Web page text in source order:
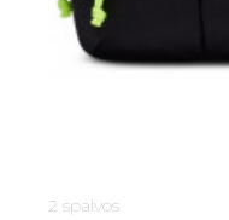
2 spalvos